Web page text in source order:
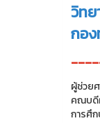
วิท
กอ
ผู้ช่วย
คณบดี
การศึ